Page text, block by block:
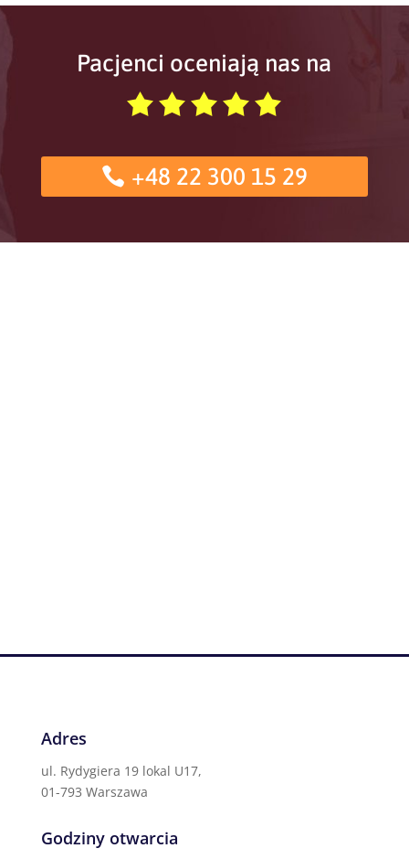
Pacjenci oceniają nas na
+48 22 300 15 29
Adres
ul. Rydygiera 19 lokal U17,
01-793 Warszawa
Godziny otwarcia